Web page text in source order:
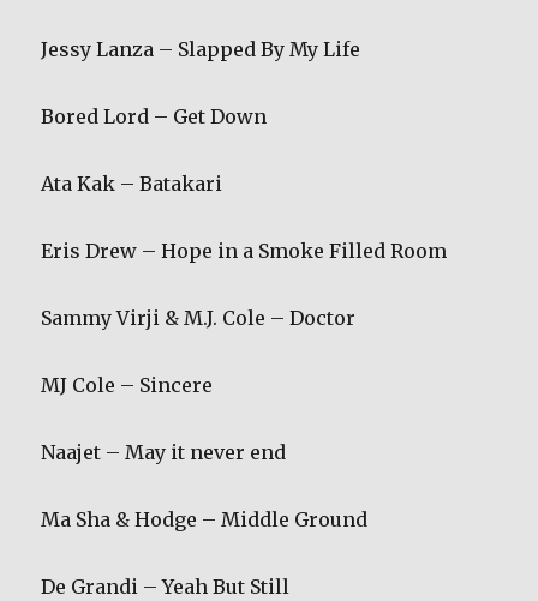
Jessy Lanza – Slapped By My Life
Bored Lord – Get Down
Ata Kak – Batakari
Eris Drew – Hope in a Smoke Filled Room
Sammy Virji & M.J. Cole – Doctor
MJ Cole – Sincere
Naajet – May it never end
Ma Sha & Hodge – Middle Ground
De Grandi – Yeah But Still